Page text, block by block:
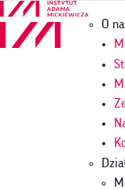
Przejdź
treści
O